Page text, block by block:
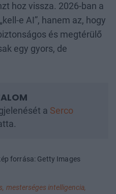
hoz vissza. 2026-ban a
e AI”, hanem az, hogy
és megtérülő
egy gyors, de
a Serco
forrása: Getty Images
mesterséges intelligencia,